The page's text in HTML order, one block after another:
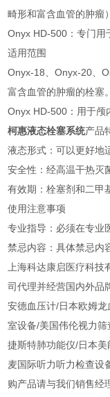
畸形和富含血管的肿瘤
Onyx HD-500：专门用
适用范围
Onyx-18、Onyx-20、
富含血管的肿瘤的栓塞。
Onyx HD-500：用于颅
柯惠液态栓塞系统产品
液态形式：可以更好地
安全性：经高温干热灭
有效期：栓塞剂和二甲
使用注意事项
专业指导：必须在专业
禁忌内容：具体禁忌内
上海科达康启医疗科
司代理并经营国内外品
安德血压计/日本欧姆
室设备/美国伟伦视力
捷斯特肺功能仪/日本
麦国际听力听力检查设
购产品请与我们销售经